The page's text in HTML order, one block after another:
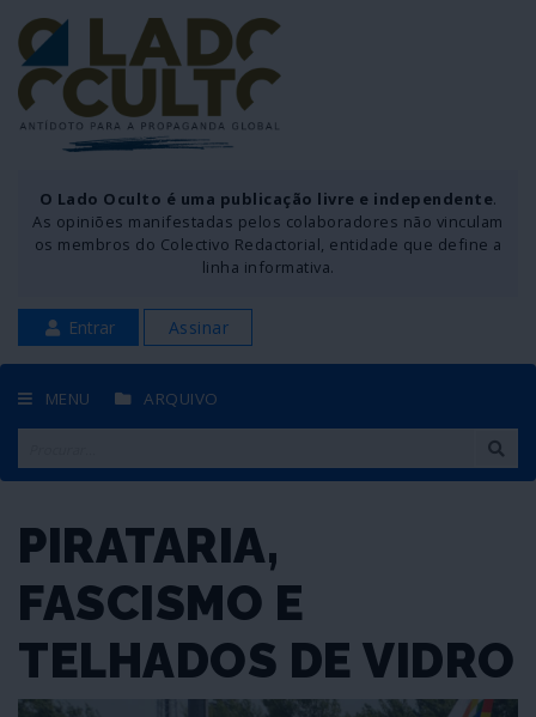
O Lado Oculto é uma publicação livre e independente.
As opiniões manifestadas pelos colaboradores não vinculam
os membros do Colectivo Redactorial, entidade que define a
linha informativa.
Entrar Assinar
MENU ARQUIVO
PIRATARIA,
FASCISMO E
TELHADOS DE VIDRO